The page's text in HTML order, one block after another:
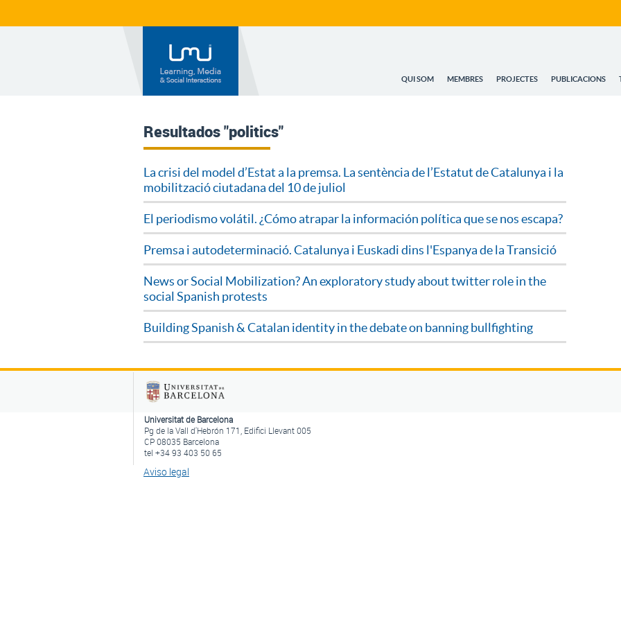
QUI SOM MEMBRES PROJECTES PUBLICACIONS
Resultados "politics"
La crisi del model d’Estat a la premsa. La sentència de l’Estatut de Catalunya i la
mobilització ciutadana del 10 de juliol
El periodismo volátil. ¿Cómo atrapar la información política que se nos escapa?
Premsa i autodeterminació. Catalunya i Euskadi dins l'Espanya de la Transició
News or Social Mobilization? An exploratory study about twitter role in the
social Spanish protests
Building Spanish & Catalan identity in the debate on banning bullfighting
Universitat de Barcelona
Pg de la Vall d'Hebrón 171, Edifici Llevant 005
CP 08035 Barcelona
tel +34 93 403 50 65
Aviso legal